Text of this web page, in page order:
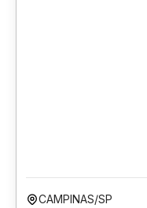
CAMPINAS/SP